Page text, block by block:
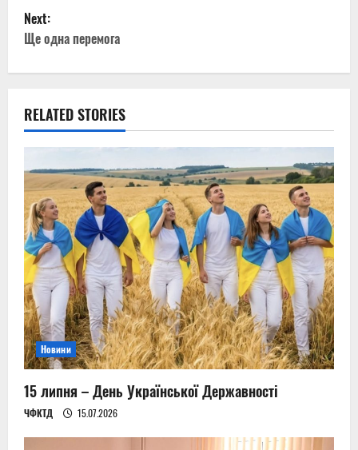
s
a
v
i
g
a
t
i
o
n
Next:
Ще одна перемога
RELATED STORIES
Новини
15 липня – День Української Державності
ЧФКТД 15.07.2026